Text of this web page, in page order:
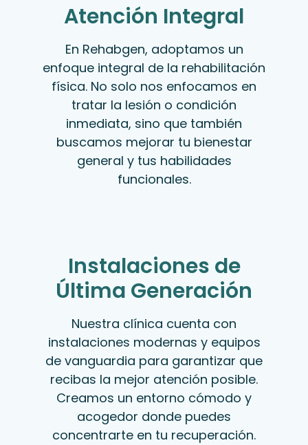
Atención Integral
En Rehabgen, adoptamos un
enfoque integral de la rehabilitación
física. No solo nos enfocamos en
tratar la lesión o condición
inmediata, sino que también
buscamos mejorar tu bienestar
general y tus habilidades
funcionales.
Instalaciones de
Última Generación
Nuestra clínica cuenta con
instalaciones modernas y equipos
de vanguardia para garantizar que
recibas la mejor atención posible.
Creamos un entorno cómodo y
acogedor donde puedes
concentrarte en tu recuperación.